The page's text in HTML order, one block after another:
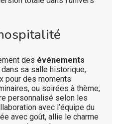
des événements
dans sa salle historique,
pour des moments
ou soirées à thème,
personnalisé selon les
avec l’équipe du
avec goût, allie le charme